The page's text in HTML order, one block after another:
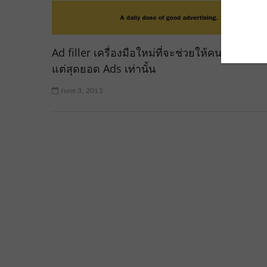
Ad filler เครื่องมือใหม่ที่จะช่วยให้คนโฆษณา
แต่สุดยอด Ads เท่านั้น
June 3, 2015